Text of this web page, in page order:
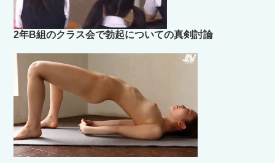
2年B組のクラス会で勃起についての真剣討論